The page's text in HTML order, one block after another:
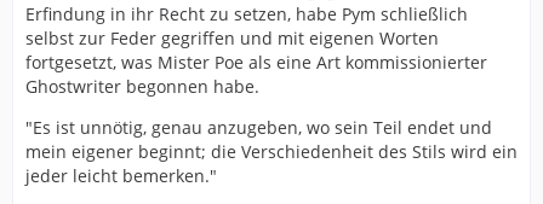
Erfindung in ihr Recht zu setzen, habe Pym schließlich
selbst zur Feder gegriffen und mit eigenen Worten
fortgesetzt, was Mister Poe als eine Art kommissionierter
Ghostwriter begonnen habe.
"Es ist unnötig, genau anzugeben, wo sein Teil endet und
mein eigener beginnt; die Verschiedenheit des Stils wird ein
jeder leicht bemerken."